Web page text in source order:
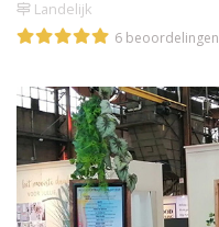
Landelijk
6 beoordelingen